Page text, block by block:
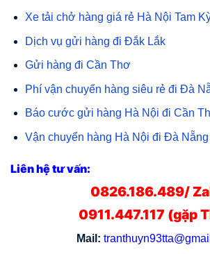
Xe tải chở hàng giá rẻ Hà Nội Tam
Dịch vụ gửi hàng đi Đắk Lắk
Gửi hàng đi Cần Thơ
Phí vận chuyển hàng siêu rẻ đi Đà
Báo cước gửi hàng Hà Nội đi Cần
Vận chuyển hàng Hà Nội đi Đà Nẵng
Liên hệ tư vấn:
0826.186.489/
0911.447.117 (gặp
Mail: